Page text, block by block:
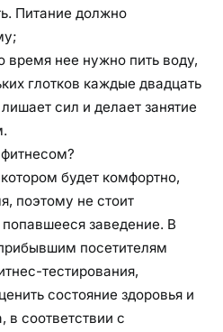
Питание должно
время нее нужно пить воду,
глотков каждые двадцать
сил и делает занятие
будет комфортно,
поэтому не стоит
заведение. В
посетителям
тестирования,
состояние здоровья и
в соответствии с